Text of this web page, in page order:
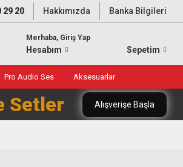
29 20 Hakkımızda Banka Bilgileri
Merhaba, Giriş Yap
Hesabım Sepetim
Pro Audio Ses Aksesuarlar
Setler Alışverişe Başla